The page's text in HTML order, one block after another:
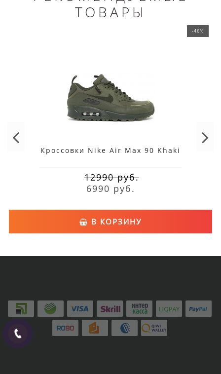
ТОВАРЫ
-46%
Кроссовки Nike Air Max 90 Khaki
12990 руб.
6990 руб.
В КОРЗИНУ